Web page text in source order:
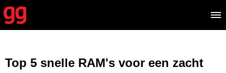
Top 5 snelle RAM's voor een zacht